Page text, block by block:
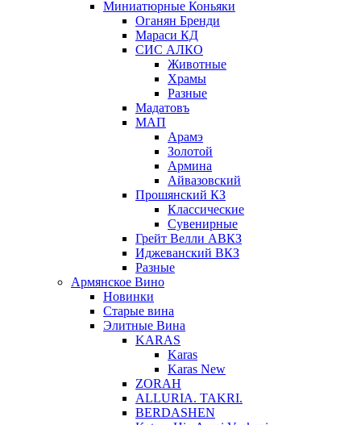
Миниатюрные Коньяки
Оганян Бренди
Мараси КД
СИС АЛКО
Животные
Храмы
Разные
Мадатовъ
МАП
Арамэ
Золотой
Армина
Айвазовский
Прошянский КЗ
Классические
Сувенирные
Грейт Велли АВКЗ
Иджеванский ВКЗ
Разные
Армянское Вино
Новинки
Старые вина
Элитные Вина
KARAS
Karas
Karas New
ZORAH
ALLURIA. TAKRI.
BERDASHEN